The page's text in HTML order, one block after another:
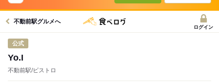
不動前駅グルメへ
ログイン
公式
Yo.I
不動前駅/ビストロ